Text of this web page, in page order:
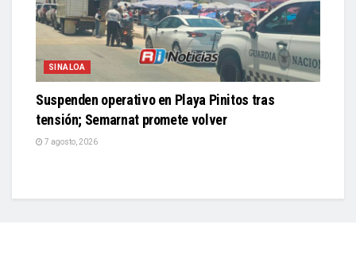
SINALOA
Suspenden operativo en Playa Pinitos tras
tensión; Semarnat promete volver
7 agosto, 2026